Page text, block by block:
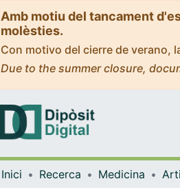
Amb motiu del tancament
molèsties.
Con motivo del cierre de verano,
Due to the summer closure,
Inici Recerca Medicina